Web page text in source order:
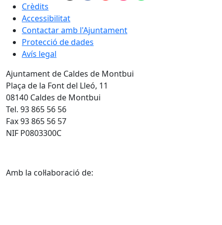
Crèdits
Accessibilitat
Contactar amb l'Ajuntament
Protecció de dades
Avís legal
Ajuntament de Caldes de Montbui
Plaça de la Font del Lleó, 11
08140 Caldes de Montbui
Tel. 93 865 56 56
Fax 93 865 56 57
NIF P0803300C
Amb la col·laboració de: